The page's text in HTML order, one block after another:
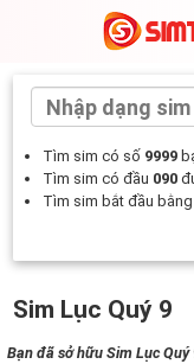
Tìm sim có số 9999
Tìm sim có đầu 090
Tìm sim bắt đầu bằng
Sim Lục Quý 9
Bạn đã sở hữu Sim Lục